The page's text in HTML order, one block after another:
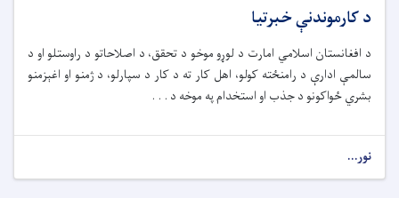
د کارموندنې خبرتیا
د افغانستان اسلامي امارت د لوړو موخو د تحقق، د اصلاحاتو د راوستلو او د
سالمې ادارې د رامنځته کولو، اهل کار ته د کار د سپارلو، د ژمنو او اغېزمنو
بشري ځواکونو د جذب او استخدام په موخه د . . .
نور...